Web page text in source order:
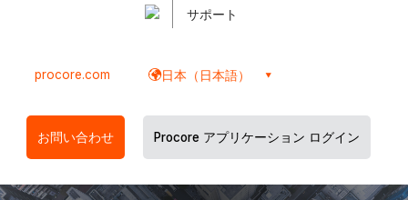
サポート
procore.com 日本（日本語）
お問い合わせ Procore アプリケーション ログイン